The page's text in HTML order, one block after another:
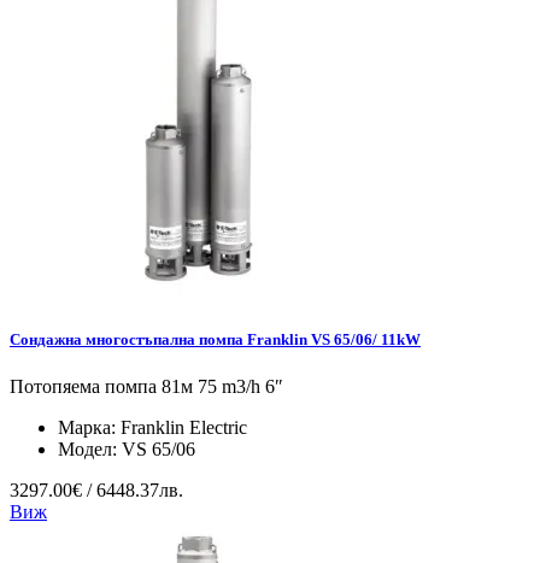
Сондажна многостъпална помпа Franklin VS 65/06/ 11kW
Потопяема помпа 81м 75 m3/h 6″
Марка: Franklin Electric
Модел: VS 65/06
3297.00€ / 6448.37лв.
Виж